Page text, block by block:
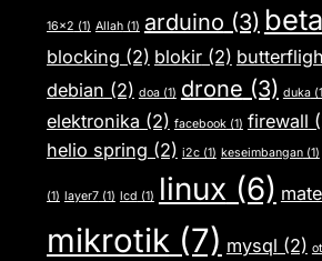
16x2 (1) Allah(1) arduino (3)
blocking (2) blokir(2)
debian (2) doa(1) drone (3) duka
elektronika (2) facebook(1) firewall
helio spring (2) i2c(1) keseimbangan(1)
(1) layer7(1) lcd (1) linux (6)
mikrotik (7) mysql (2)